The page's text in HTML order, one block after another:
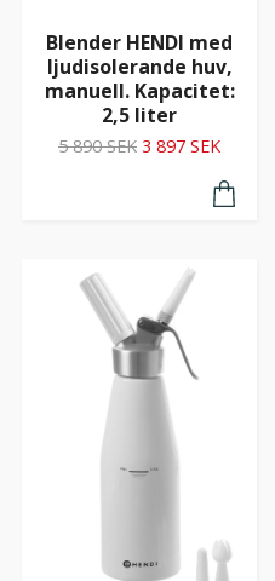
Blender HENDI med
ljudisolerande huv,
manuell. Kapacitet:
2,5 liter
5 890 SEK 3 897 SEK